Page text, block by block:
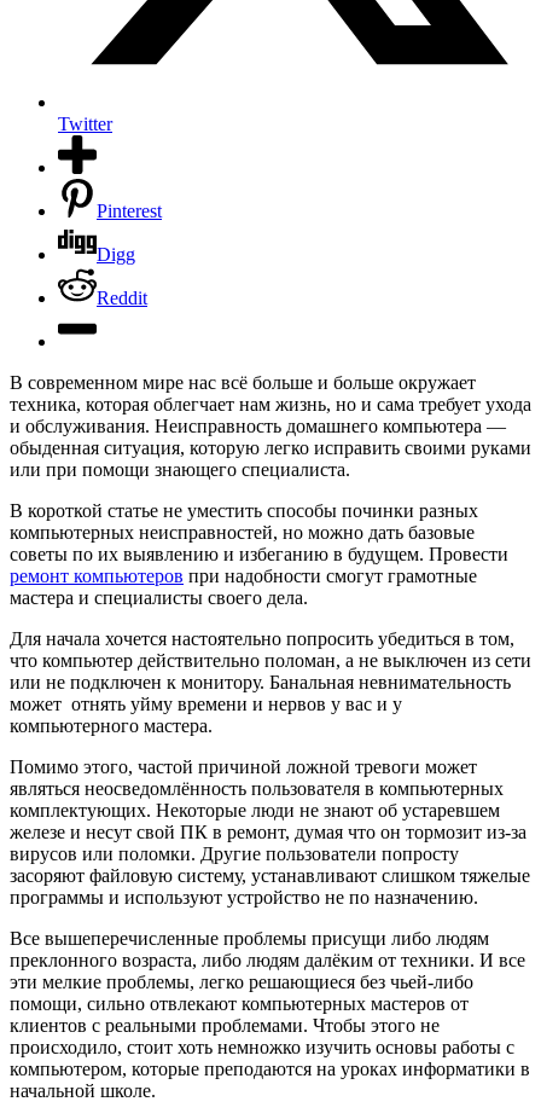
Twitter
Pinterest
Digg
Reddit
В современном мире нас всё больше и больше окружает
техника, которая облегчает нам жизнь, но и сама требует ухода
и обслуживания. Неисправность домашнего компьютера —
обыденная ситуация, которую легко исправить своими руками
или при помощи знающего специалиста.
В короткой статье не уместить способы починки разных
компьютерных неисправностей, но можно дать базовые
советы по их выявлению и избеганию в будущем. Провести
ремонт компьютеров при надобности смогут грамотные
мастера и специалисты своего дела.
Для начала хочется настоятельно попросить убедиться в том,
что компьютер действительно поломан, а не выключен из сети
или не подключен к монитору. Банальная невнимательность
может отнять уйму времени и нервов у вас и у
компьютерного мастера.
Помимо этого, частой причиной ложной тревоги может
являться неосведомлённость пользователя в компьютерных
комплектующих. Некоторые люди не знают об устаревшем
железе и несут свой ПК в ремонт, думая что он тормозит из-за
вирусов или поломки. Другие пользователи попросту
засоряют файловую систему, устанавливают слишком тяжелые
программы и используют устройство не по назначению.
Все вышеперечисленные проблемы присущи либо людям
преклонного возраста, либо людям далёким от техники. И все
эти мелкие проблемы, легко решающиеся без чьей-либо
помощи, сильно отвлекают компьютерных мастеров от
клиентов с реальными проблемами. Чтобы этого не
происходило, стоит хоть немножко изучить основы работы с
компьютером, которые преподаются на уроках информатики в
начальной школе.